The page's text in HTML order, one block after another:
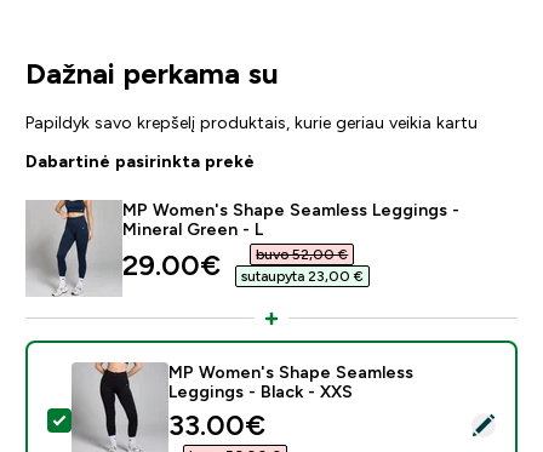
Dažnai perkama su
Papildyk savo krepšelį produktais, kurie geriau veikia kartu
Dabartinė pasirinkta prekė
MP Women's Shape Seamless Leggings -
Mineral Green - L
discounted price
29.00€‎
buvo 52,00 €‎
sutaupyta 23,00 €‎
Pasirinkti šį produktą - MP Women's Shape Seamless
MP Women's Shape Seamless
Leggings - Black - XXS
discounted price
33.00€‎